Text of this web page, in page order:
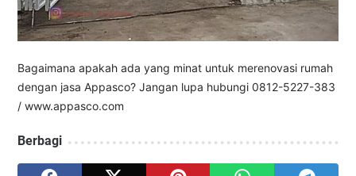
Bagaimana apakah ada yang minat untuk merenovasi rumah
dengan jasa Appasco? Jangan lupa hubungi 0812-5227-383
/ www.appasco.com
Berbagi